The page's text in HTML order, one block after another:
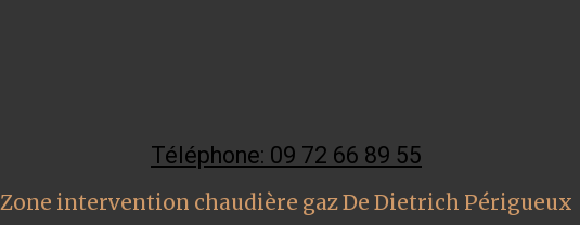
Téléphone: 09 72 66 89 55
Zone intervention chaudière gaz De Dietrich Périgueux